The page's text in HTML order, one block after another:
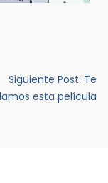
Siguiente Post: Te
esta película